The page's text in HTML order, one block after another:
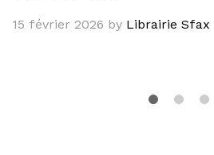
15 février 2026 by Librairie Sfax